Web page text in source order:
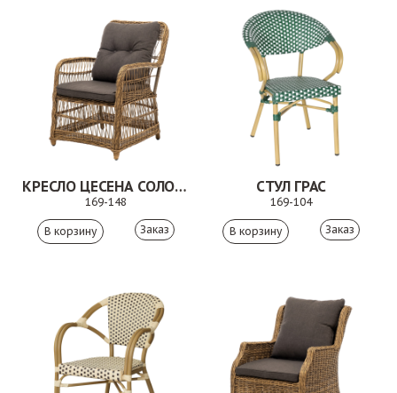
КРЕСЛО ЦЕСЕНА СОЛОМЕННЫЙ
169-148
Заказ
СТУЛ ГРАС
169-104
Заказ